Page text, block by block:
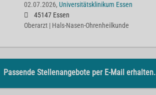
02.07.2026, Universitätsklinikum Essen
45147 Essen
Oberarzt | Hals-Nasen-Ohrenheilkunde
Passende Stellenangebote per E-Mail erhalten.